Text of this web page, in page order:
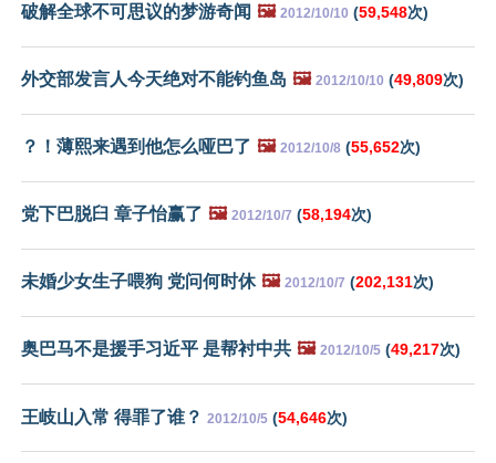
破解全球不可思议的梦游奇闻 🖼️ 2012/10/10 (59,548次)
外交部发言人今天绝对不能钓鱼岛 🖼️ 2012/10/10 (49,809次)
？！薄熙来遇到他怎么哑巴了 🖼️ 2012/10/8 (55,652次)
党下巴脱臼 章子怡赢了 🖼️ 2012/10/7 (58,194次)
未婚少女生子喂狗 党问何时休 🖼️ 2012/10/7 (202,131次)
奥巴马不是援手习近平 是帮衬中共 🖼️ 2012/10/5 (49,217次)
王岐山入常 得罪了谁？ 2012/10/5 (54,646次)